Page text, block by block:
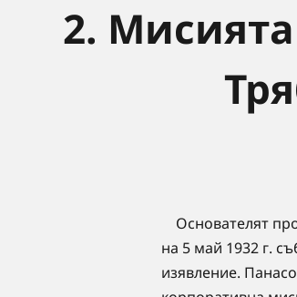
2.
Основателят
на 5 май 1932 г.
изявление.